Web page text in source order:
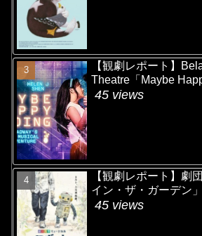
【観劇レポート】
Theatre「Maybe
45 views
【観劇レポート】劇
イン・ザ・ガーデン」
45 views